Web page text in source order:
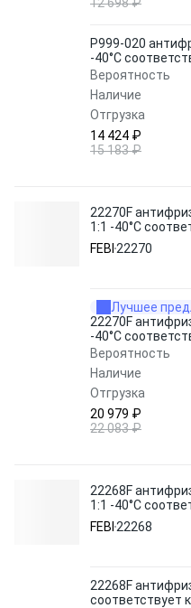
P999-020
-40°C
Вероятность
Наличие
Отгрузка
14 424 ₽
15 183 ₽
22270F
1:1 -40°C
FEBI 22270
Лучшее
22270F
-40°C
Вероятность
Наличие
Отгрузка
20 979 ₽
22 083 ₽
22268F
1:1 -40°C
FEBI 22268
22268F
соответствует